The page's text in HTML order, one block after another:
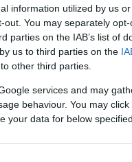
information utilized by us
You may separately
parties on the IAB’s list of
us to third parties on the
other third parties.
services and may
behaviour. You may
your data for below
cinque minuti
gruppo di
ragazzo sulla
di
uscito
uscire dal
Allora
Ho cercato